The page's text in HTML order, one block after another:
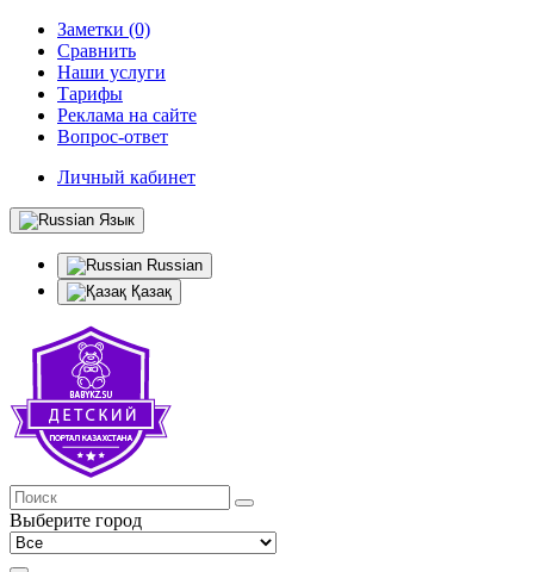
Заметки (0)
Сравнить
Наши услуги
Тарифы
Реклама на сайте
Вопрос-ответ
Личный кабинет
Язык
Russian
Қазақ
Выберите город